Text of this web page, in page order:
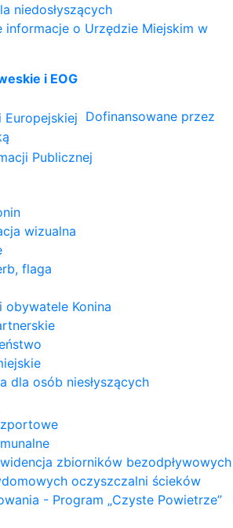
i EOG
Dofinansowane przez
wizualna
flaga
obywatele Konina
dla osób niesłyszących
zbiorników bezodpływowych
oczyszczalni ścieków
- Program „Czyste Powietrze”